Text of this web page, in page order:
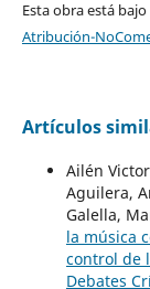
Esta obra está
Atribución-
Artículos
Ailén
Aguilera,
Galella,
la música
control de
Debates